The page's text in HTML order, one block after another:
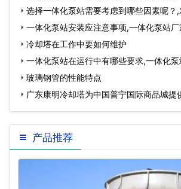
质制成的…
选择一体化泵站需要考虑到哪些因素呢？
站…一体化泵站安装应注意事项,一体化泵站
冷却塔在工作中要如何维护
一体化泵站在运行中有哪些要求,一体化泵
玻璃钢管的性能特点
广东康明冷却塔为中国普宁国际商品城提
案…
产品推荐